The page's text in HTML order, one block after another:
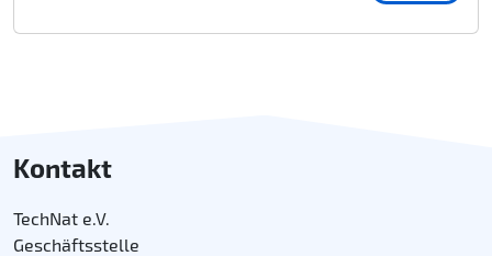
Kontakt
TechNat e.V.
Geschäftsstelle